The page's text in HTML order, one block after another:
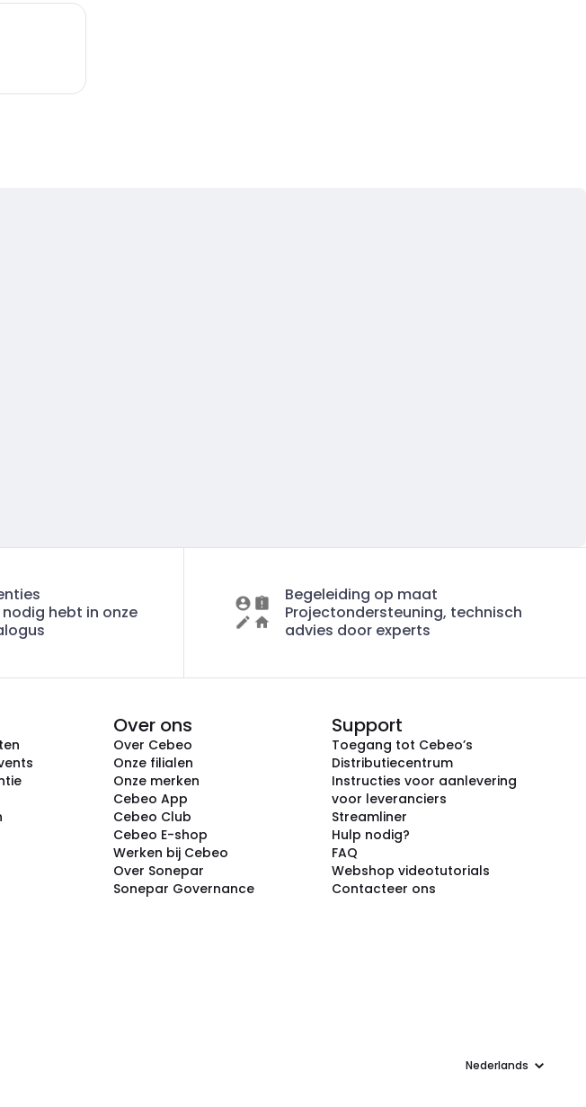
hebt in onze
Begeleiding op maat
Projectondersteuning, technisch
advies door experts
Over ons
Over Cebeo
Onze filialen
Onze merken
Cebeo App
Cebeo Club
Cebeo E-shop
Werken bij Cebeo
Over Sonepar
Sonepar Governance
Support
Toegang tot Cebeo’s
Distributiecentrum
Instructies voor aanlevering
voor leveranciers
Streamliner
Hulp nodig?
FAQ
Webshop videotutorials
Contacteer ons
Taal